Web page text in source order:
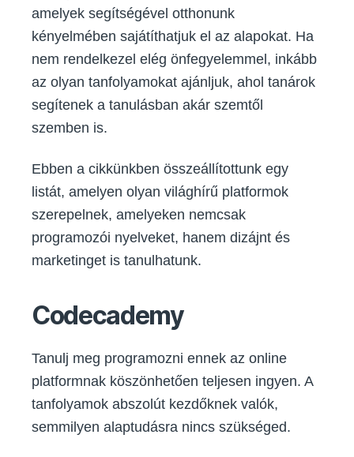
amelyek segítségével otthonunk
kényelmében sajátíthatjuk el az alapokat. Ha
nem rendelkezel elég önfegyelemmel, inkább
az olyan tanfolyamokat ajánljuk, ahol tanárok
segítenek a tanulásban akár szemtől
szemben is.
Ebben a cikkünkben összeállítottunk egy
listát, amelyen olyan világhírű platformok
szerepelnek, amelyeken nemcsak
programozói nyelveket, hanem dizájnt és
marketinget is tanulhatunk.
Codecademy
Tanulj meg programozni ennek az online
platformnak köszönhetően teljesen ingyen. A
tanfolyamok abszolút kezdőknek valók,
semmilyen alaptudásra nincs szükséged.